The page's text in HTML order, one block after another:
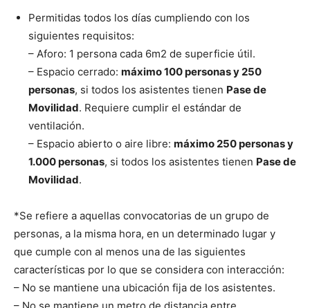
Permitidas todos los días cumpliendo con los
siguientes requisitos:
– Aforo: 1 persona cada 6m2 de superficie útil.
– Espacio cerrado: máximo 100 personas y 250
personas, si todos los asistentes tienen Pase de
Movilidad. Requiere cumplir el estándar de
ventilación.
– Espacio abierto o aire libre: máximo 250 personas y
1.000 personas, si todos los asistentes tienen Pase de
Movilidad.
*Se refiere a aquellas convocatorias de un grupo de
personas, a la misma hora, en un determinado lugar y
que cumple con al menos una de las siguientes
características por lo que se considera con interacción:
– No se mantiene una ubicación fija de los asistentes.